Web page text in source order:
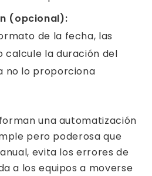
(opcional):
de la fecha, las
calcule la duración del
no lo proporciona
una automatización
pero poderosa que
evita los errores de
a los equipos a moverse